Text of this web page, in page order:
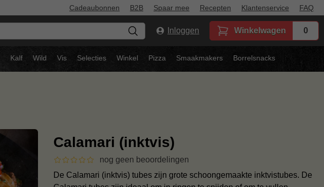
Cadeaubonnen B2B Spaar mee Recepten Klantenservice FAQ
Inloggen Winkelwagen 0
Kalf Wild Vis Selecties Winkel Pizza Smaakmakers Borrelsnacks
Calamari (inktvis)
nog geen beoordelingen
De Calamari (inktvis) tubes zijn grote schoongemaakte inktvistubes. De